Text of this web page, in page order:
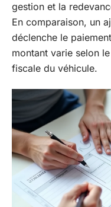
gestion et la
En comparaison, un
déclenche le
montant varie selon
fiscale du véhicule.